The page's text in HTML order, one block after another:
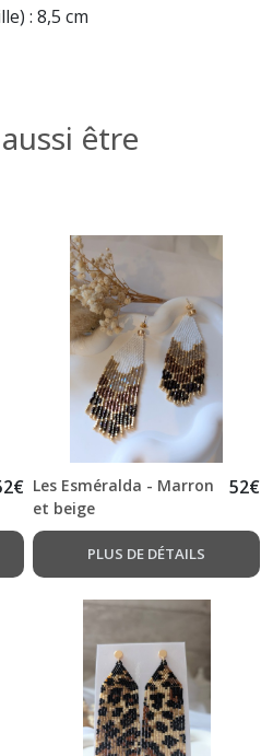
: 8,5 cm
être
€ Les Esméralda - Marron
et beige
52€
PLUS DE DÉTAILS